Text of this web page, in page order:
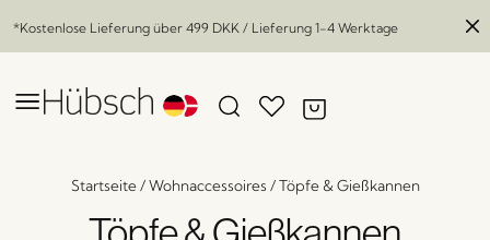
*Kostenlose Lieferung über 499 DKK / Lieferung 1-4 Werktage
Startseite/Wohnaccessoires /Töpfe & Gießkannen